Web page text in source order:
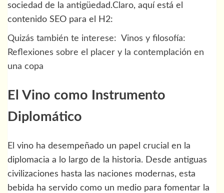
sociedad de la antigüedad.Claro, aquí está el
contenido SEO para el H2:
Quizás también te interese: Vinos y filosofía:
Reflexiones sobre el placer y la contemplación en
una copa
El Vino como Instrumento
Diplomático
El vino ha desempeñado un papel crucial en la
diplomacia a lo largo de la historia. Desde antiguas
civilizaciones hasta las naciones modernas, esta
bebida ha servido como un medio para fomentar la